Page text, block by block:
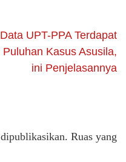
Data UPT-PPA Terdapat
Puluhan Kasus Asusila,
ini Penjelasannya
Ruas yang